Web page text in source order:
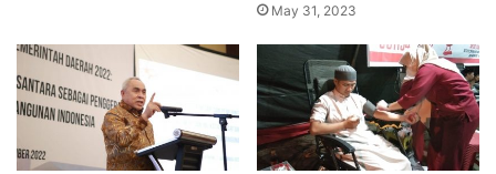
May 31, 2023